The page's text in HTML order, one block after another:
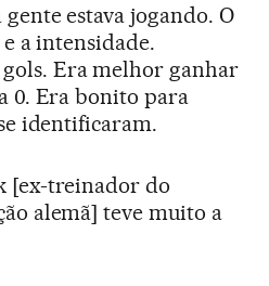
estava jogando. O
a intensidade.
Era melhor ganhar
0. Era bonito para
identificaram.
[ex-treinador do
alemã] teve muito a